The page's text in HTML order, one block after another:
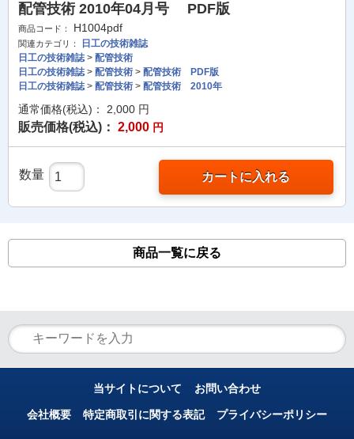
配管技術 2010年04月号 PDF版
商品コード： H1004pdf
関連カテゴリ：
日工の技術雑誌
日工の技術雑誌> 配管技術
日工の技術雑誌> 配管技術 > 配管技術 PDF版
日工の技術雑誌> 配管技術 > 配管技術 2010年
通常価格(税込)： 2,000 円
販売価格(税込)： 2,000 円
数量 カートに入れる
商品一覧に戻る
当サイトについて お問い合わせ
会社概要 特定商取引に関する表記 プライバシーポリシー